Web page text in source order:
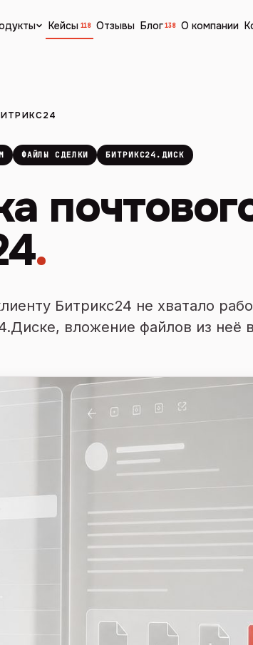
Кейсы 118 Отзывы Блог 138 О компании
ФАЙЛЫ СДЕЛКИ БИТРИКС24.ДИСК
.
Битрикс24 не хватало
вложение файлов из